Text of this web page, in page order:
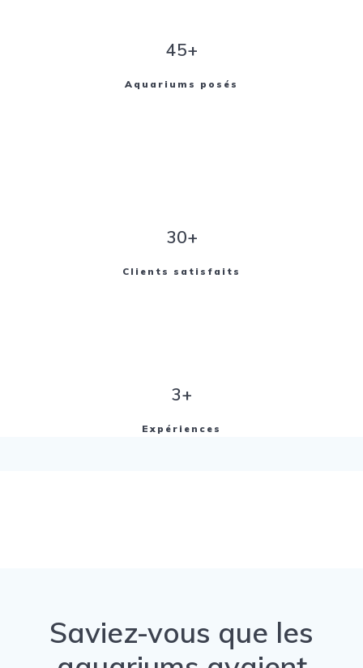
45+
Aquariums posés
30+
Clients satisfaits
3+
Expériences
Saviez-vous que les